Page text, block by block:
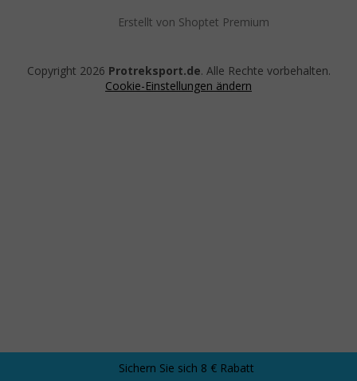
Erstellt von Shoptet Premium
Copyright 2026 Protreksport.de. Alle Rechte vorbehalten.
Cookie-Einstellungen ändern
Sichern Sie sich 8 € Rabatt